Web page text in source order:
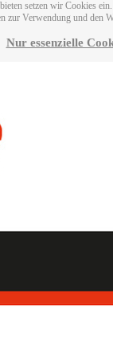
setzen wir Cookies
zur Verwendung und den
Nur essenzielle